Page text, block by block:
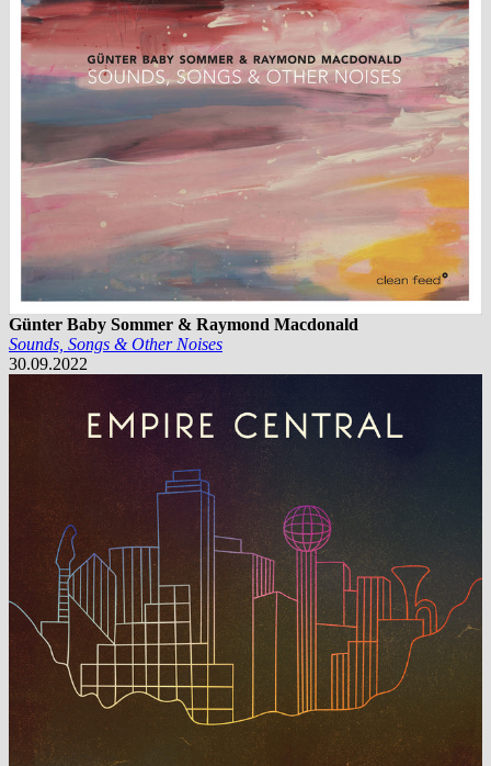
Günter Baby Sommer & Raymond Macdonald
Sounds, Songs & Other Noises
30.09.2022